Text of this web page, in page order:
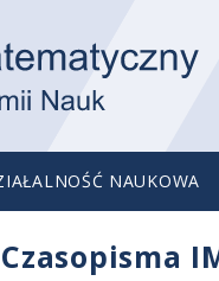
NAUKOWA
Czasopisma